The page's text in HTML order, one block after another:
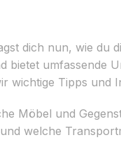
dich nun, wie du
bietet umfassende
wichtige Tipps und
Möbel und
welche